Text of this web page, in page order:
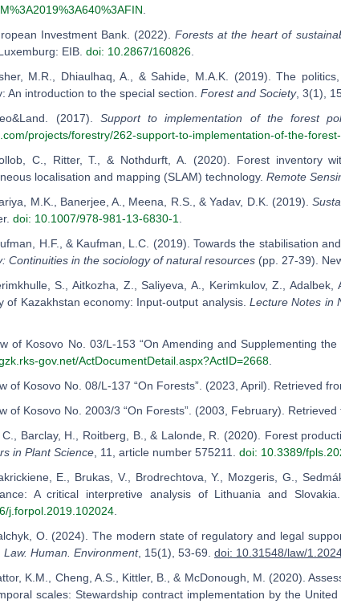
Investment Bank. (2022).Forests at the heart of
Luxemburg: EIB. doi: 10.2867/160826
M.R., Dhiaulhaq, A., & Sahide, M.A.K. (2019). The
An introduction to the special section. Forest and Society, 3(1),
(2017). Support to implementation of the forest
projects/forestry/262-support-to-implementation-of-the-
C., Ritter, T., & Nothdurft, A. (2020). Forest inventory
localisation and mapping (SLAM) technology. Remote
M.K., Banerjee, A., Meena, R.S., & Yadav, D.K. (2019).
doi: 10.1007/978-981-13-6830-1
H.F., & Kaufman, L.C. (2019). Towards the stabilisation
Continuities in the sociology of natural resources (pp. 27-39).
S., Aitkozha, Z., Saliyeva, A., Kerimkulov, Z.,
of Kazakhstan economy: Input-output analysis. Lecture Notes in
of Kosovo No. 03/L-153 “On Amending and Supplementing
gov.net/ActDocumentDetail.aspx?ActID=2668
of Kosovo No. 08/L-137 “On Forests”. (2023, April). Retrieved
of Kosovo No. 2003/3 “On Forests”. (2003, February). Retrieved
Barclay, H., Roitberg, B., & Lalonde, R. (2020). Forest
in Plant Science , 11, article number 575211. doi: 10.3389/
E., Brukas, V., Brodrechtova, Y., Mozgeris, G.,
A critical interpretive analysis of Lithuania and
j.forpol.2019.102024
O. (2024). The modern state of regulatory and legal
Law. Human. Environment, 15(1), 53-69. doi: 10.31548/law/
K.M., Cheng, A.S., Kittler, B., & McDonough, M. (2020).
scales: Stewardship contract implementation by the